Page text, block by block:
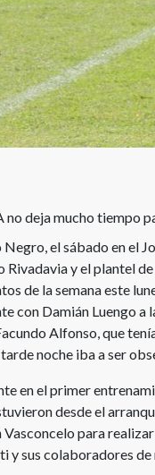
no deja mucho tiempo
el sábado en el
y el plantel
de la semana este
con Damián Luengo a
Alfonso, que
noche iba a ser
en el primer
desde el
para
sus colaboradores de